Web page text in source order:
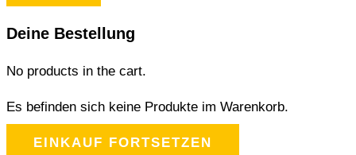
Deine Bestellung
No products in the cart.
Es befinden sich keine Produkte im Warenkorb.
EINKAUF FORTSETZEN